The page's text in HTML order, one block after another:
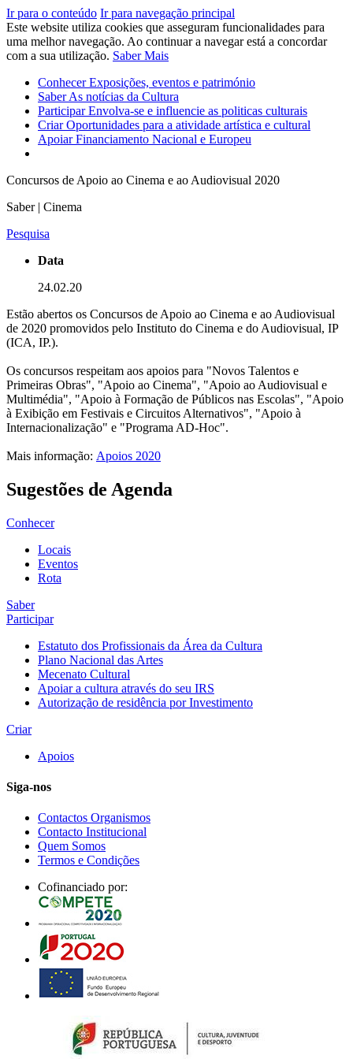
Ir para o conteúdo Ir para navegação principal
Este website utiliza cookies que asseguram funcionalidades para
uma melhor navegação. Ao continuar a navegar está a concordar
com a sua utilização. Saber Mais
ConhecerExposições, eventos e património
SaberAs notícias da Cultura
ParticiparEnvolva-se e influencie as politicas culturais
CriarOportunidades para a atividade artística e cultural
ApoiarFinanciamento Nacional e Europeu
Concursos de Apoio ao Cinema e ao Audiovisual 2020
Saber | Cinema
Pesquisa
Data
24.02.20
Estão abertos os Concursos de Apoio ao Cinema e ao Audiovisual
de 2020 promovidos pelo Instituto do Cinema e do Audiovisual, IP
(ICA, IP.).
Os concursos respeitam aos apoios para "Novos Talentos e
Primeiras Obras", "Apoio ao Cinema", "Apoio ao Audiovisual e
Multimédia", "Apoio à Formação de Públicos nas Escolas", "Apoio
à Exibição em Festivais e Circuitos Alternativos", "Apoio à
Internacionalização" e "Programa AD-Hoc".
Mais informação: Apoios 2020
Sugestões de Agenda
Conhecer
Locais
Eventos
Rota
Saber
Participar
Estatuto dos Profissionais da Área da Cultura
Plano Nacional das Artes
Mecenato Cultural
Apoiar a cultura através do seu IRS
Autorização de residência por Investimento
Criar
Apoios
Siga-nos
Contactos Organismos
Contacto Institucional
Quem Somos
Termos e Condições
Cofinanciado por: